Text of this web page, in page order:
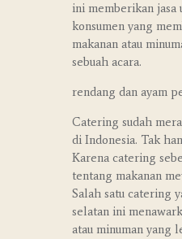
ini memberikan jasa
konsumen yang
makanan atau
sebuah acara.
rendang dan ayam
Catering sudah
di Indonesia. Tak
Karena catering
tentang makanan
Salah satu catering
selatan ini
atau minuman yang